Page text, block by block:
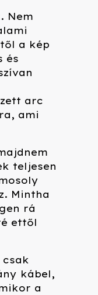
Nem
a kép
és
arc
ami
teljesen
Mintha
rá
ettől
kábel,
a